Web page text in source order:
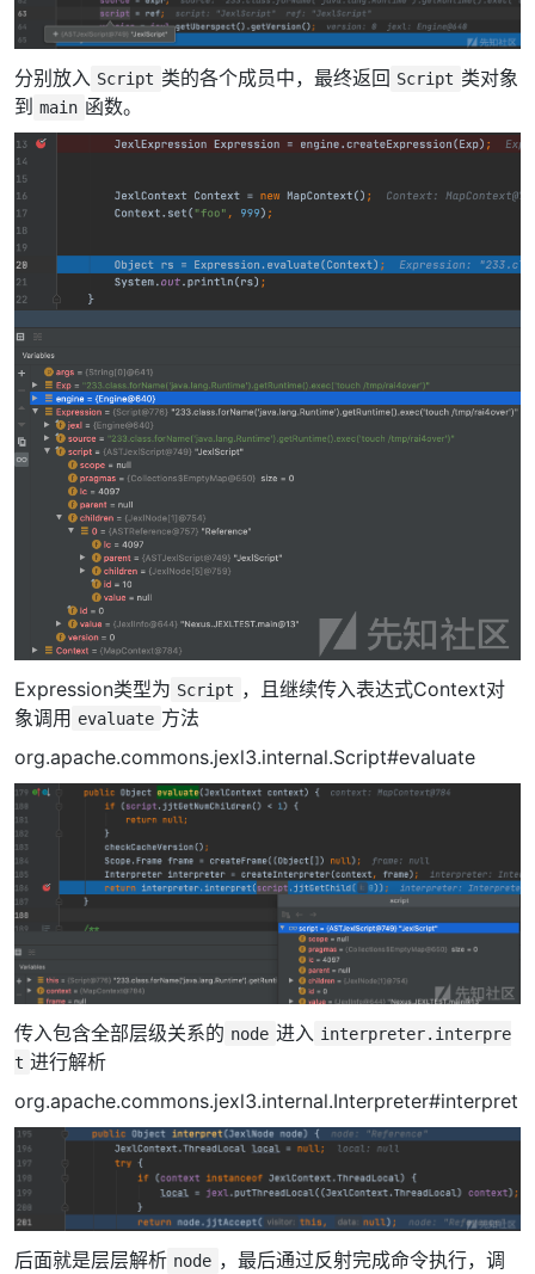
分别放入 Script 类的各个成员中，最终返回 Script 类对象
到 main 函数。
Expression类型为 Script ，且继续传入表达式Context对
象调用 evaluate 方法
org.apache.commons.jexl3.internal.Script#evaluate
传入包含全部层级关系的 node 进入 interpreter.interpre
t 进行解析
org.apache.commons.jexl3.internal.Interpreter#interpret
后面就是层层解析 node ，最后通过反射完成命令执行，调